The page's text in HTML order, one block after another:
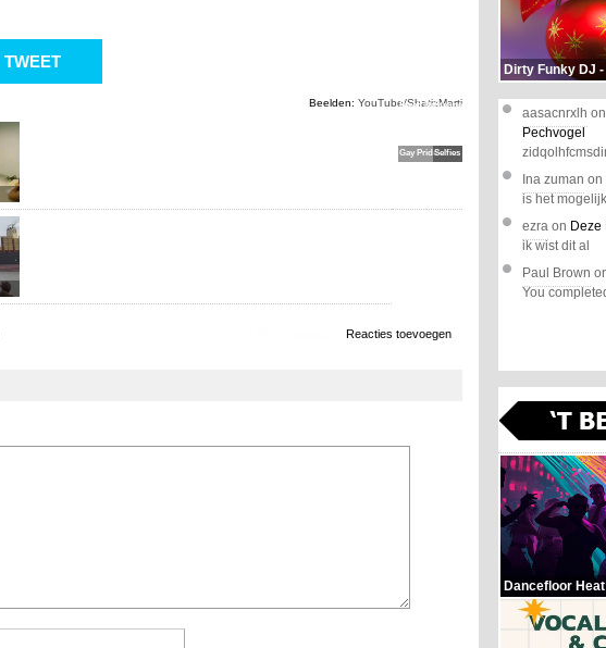
TWEET
Beelden: YouTube/ShatizMarti
Steelt De
Gay Pride
Steunen Met
Selfies
Reacties toevoegen
Dirty Funky DJ
aasacnrxlh on
Pechvogel
Ina zuman on
is het
ezra on Deze
ik wist dit al
Paul Brown
You
Dancefloor